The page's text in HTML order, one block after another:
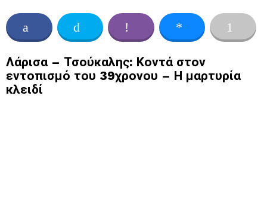
Λάρισα – Τσούκαλης: Κοντά στον
εντοπισμό του 39χρονου – Η μαρτυρία
κλειδί